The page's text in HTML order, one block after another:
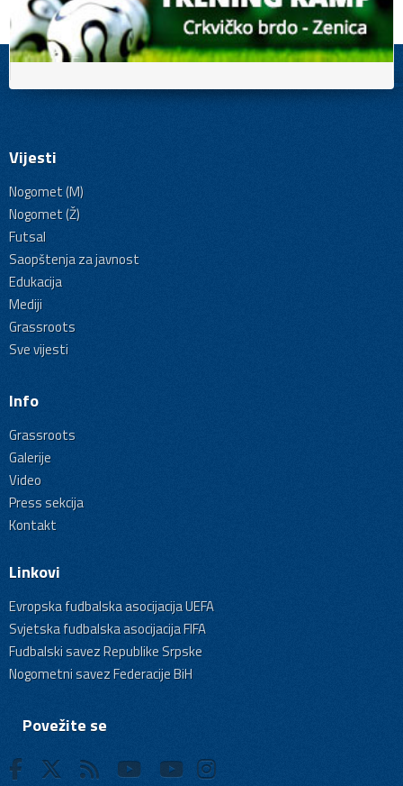
Vijesti
Nogomet (M)
Nogomet (Ž)
Futsal
Saopštenja za javnost
Edukacija
Mediji
Grassroots
Sve vijesti
Info
Grassroots
Galerije
Video
Press sekcija
Kontakt
Linkovi
Evropska fudbalska asocijacija UEFA
Svjetska fudbalska asocijacija FIFA
Fudbalski savez Republike Srpske
Nogometni savez Federacije BiH
Povežite se